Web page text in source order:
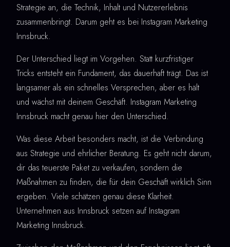
Strategie an, die Technik, Inhalt und Nutzererlebnis
zusammenbringt. Darum geht es bei Instagram Marketing
Innsbruck.
Der Unterschied liegt im Vorgehen. Statt kurzfristiger
Tricks entsteht ein Fundament, das dauerhaft trägt. Das ist
langsamer als ein schnelles Versprechen, aber es hält
und wächst mit deinem Geschäft. Instagram Marketing
Innsbruck macht genau hier den Unterschied.
Was diese Arbeit besonders macht, ist die Verbindung
aus Strategie und ehrlicher Beratung. Es geht nicht darum,
dir das teuerste Paket zu verkaufen, sondern die
Maßnahmen zu finden, die für dein Geschäft wirklich Sinn
ergeben. Viele schätzen genau diese Klarheit.
Unternehmen aus Innsbruck setzen auf Instagram
Marketing Innsbruck.